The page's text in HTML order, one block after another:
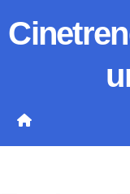
Inhalt